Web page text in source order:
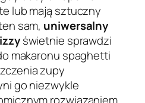
lub mają sztuczny
sam, uniwersalny
świetnie sprawdzi
makaronu spaghetti
zupy
go niezwykle
rozwiązaniem